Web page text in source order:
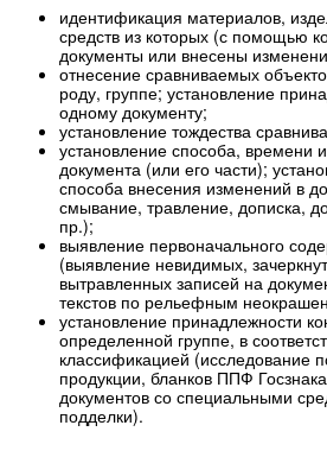
идентификация материалов,
средств из которых (с помощью
документы или внесены
отнесение сравниваемых
роду, группе; установление
одному документу;
установление тождества
установление способа, времени
документа (или его части);
способа внесения изменений в
смывание, травление, дописка,
пр.);
выявление первоначального
(выявление невидимых,
вытравленных записей на
текстов по рельефным
установление принадлежности
определенной группе, в
классификацией (исследование
продукции, бланков ППФ
документов со специальными
подделки).